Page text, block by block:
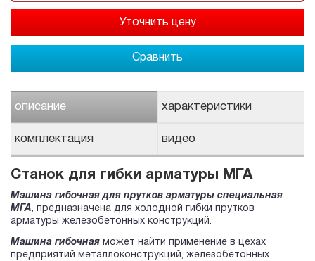
Сравнить
описание характеристики
комплектация видео
Станок для гибки арматуры МГА
Машина гибочная для прутков арматуры специальная
МГА, предназначена для холодной гибки прутков
арматуры железобетонных конструкций.
Машина гибочная может найти применение в цехах
предприятий металлоконструкций, железобетонных